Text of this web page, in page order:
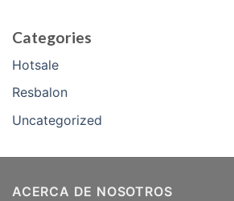
Categories
Hotsale
Resbalon
Uncategorized
ACERCA DE NOSOTROS